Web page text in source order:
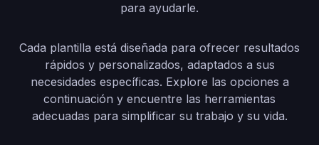
para ayudarle.
Cada plantilla está diseñada para ofrecer resultados
rápidos y personalizados, adaptados a sus
necesidades específicas. Explore las opciones a
continuación y encuentre las herramientas
adecuadas para simplificar su trabajo y su vida.